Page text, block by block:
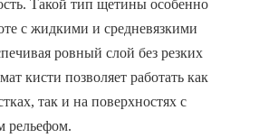
Такой тип щетины особенно
с жидкими и средневязкими
ровный слой без резких
кисти позволяет работать как
так и на поверхностях с
рельефом.